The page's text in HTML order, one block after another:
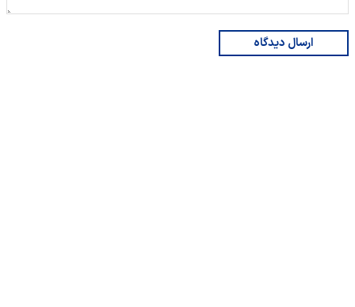
ارسال دیدگاه